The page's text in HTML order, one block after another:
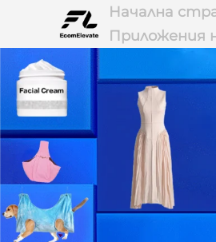
Начална
Приложения